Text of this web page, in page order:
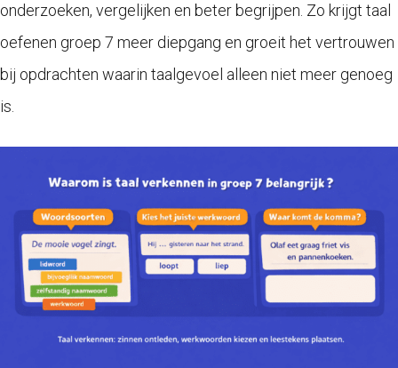
onderzoeken, vergelijken en beter begrijpen. Zo krijgt taal
oefenen groep 7 meer diepgang en groeit het vertrouwen
bij opdrachten waarin taalgevoel alleen niet meer genoeg
is.